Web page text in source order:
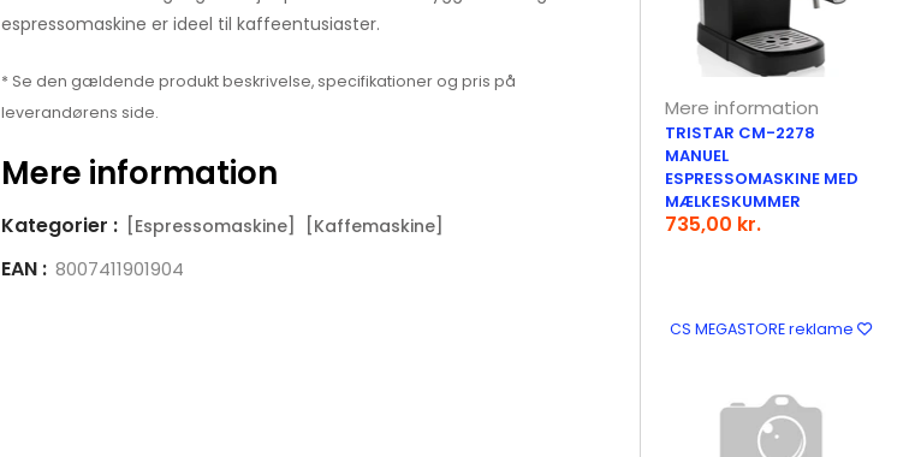
espressomaskine er ideel til kaffeentusiaster.
* Se den gældende produkt beskrivelse, specifikationer og pris på
leverandørens side.
Mere information
Kategorier : [Espressomaskine] [Kaffemaskine]
EAN : 8007411901904
Mere information
TRISTAR CM-2278
MANUEL
ESPRESSOMASKINE MED
MÆLKESKUMMER
735,00 kr.
CS MEGASTORE reklame